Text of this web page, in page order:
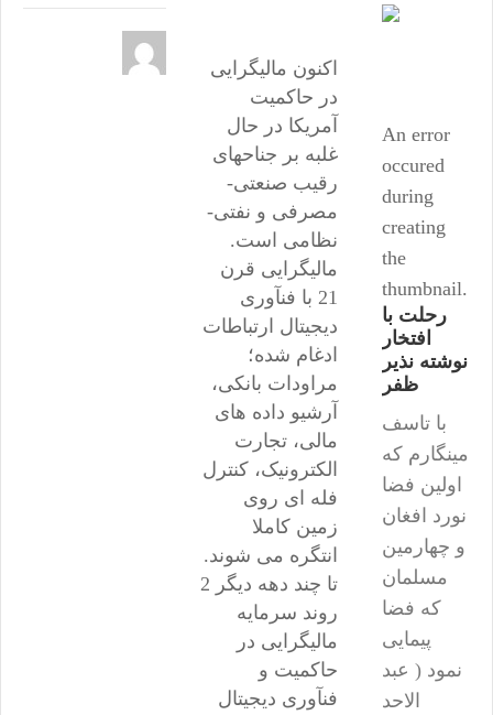
اکنون مالیگرایی
در حاکمیت
آمریکا در حال
غلبه بر جناحهای
رقیب صنعتی-
مصرفی و نفتی-
نظامی است.
مالیگرایی قرن
21 با فنآوری
دیجیتال ارتباطات
ادغام شده؛
مراودات بانکی،
آرشیو داده های
مالی، تجارت
الکترونیک، کنترل
فله ای روی
زمین کاملا
انتگره می شوند.
تا چند دهه دیگر 2
روند سرمایه
مالیگرایی در
حاکمیت و
فنآوری دیجیتال
An error
occured
during
creating
the
thumbnail.
رحلت با
افتخار
نوشته نذیر
ظفر
با تاسف
مینگارم که
اولین فضا
نورد افغان
و چهارمین
مسلمان
که فضا
پیمایی
نمود ( عبد
الاحد